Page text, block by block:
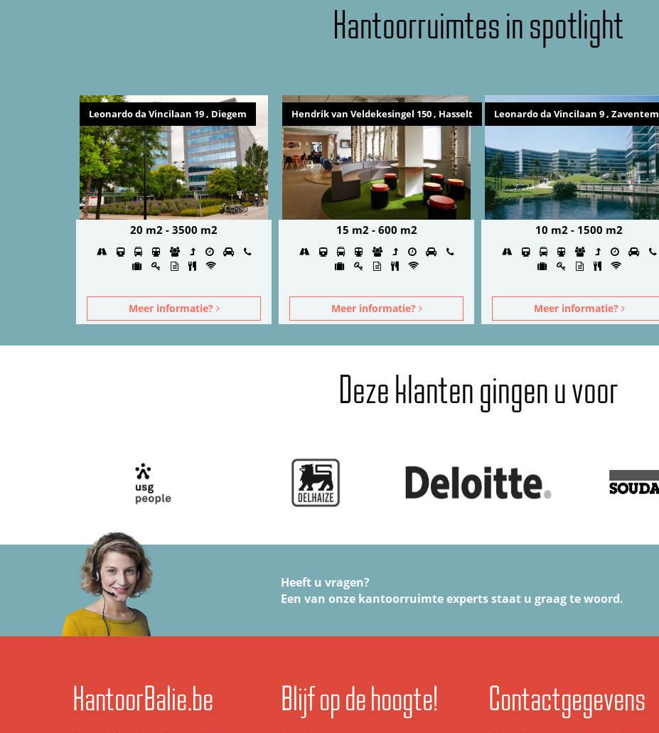
Kantoorruimtes in spotlight
Leonardo da Vincilaan 19 , Diegem
20 m2 - 3500 m2
Meer informatie?
Hendrik van Veldekesingel 150 , Hasselt
15 m2 - 600 m2
Meer informatie?
Leonardo da Vincilaan 9 , Zaventem
10 m2 - 1500 m2
Meer informatie?
Deze klanten gingen u voor
Heeft u vragen?
Een van onze kantoorruimte experts staat u graag te woord.
KantoorBalie.be Blijf op de hoogte! Contactgegevens